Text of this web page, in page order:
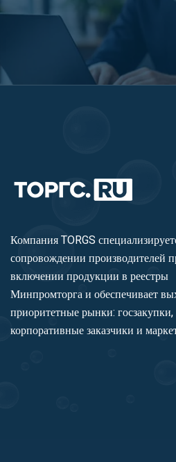
Компания TORGS
сопровождении производителей
включении продукции в реестры
Минпромторга и обеспечивает
приоритетные рынки: госзакупки,
корпоративные заказчики и